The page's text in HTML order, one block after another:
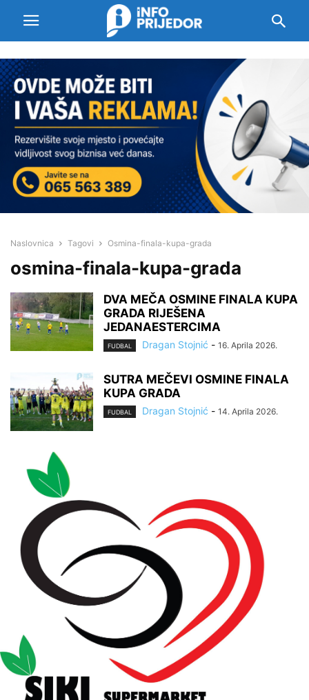
Naslovnica Tagovi Osmina-finala-kupa-grada
osmina-finala-kupa-grada
DVA MEČA OSMINE FINALA KUPA
GRADA RIJEŠENA
JEDANAESTERCIMA
FUDBAL Dragan Stojnić - 16. Aprila 2026.
SUTRA MEČEVI OSMINE FINALA
KUPA GRADA
FUDBAL Dragan Stojnić - 14. Aprila 2026.